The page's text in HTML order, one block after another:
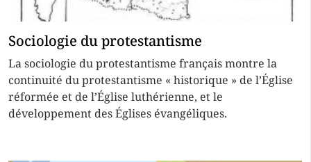
Sociologie du protestantisme
La sociologie du protestantisme français montre la
continuité du protestantisme « historique » de l’Église
réformée et de l’Église luthérienne, et le
développement des Églises évangéliques.